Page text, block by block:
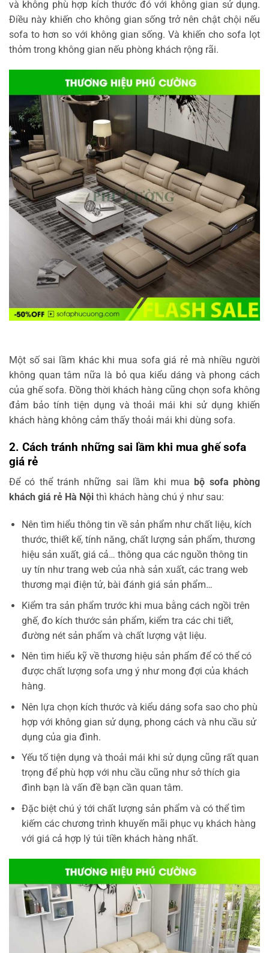
và không phù hợp kích thước đó với không gian sử dụng.
Điều này khiến cho không gian sống trở nên chật chội nếu
sofa to hơn so với không gian sống. Và khiến cho sofa lọt
thỏm trong không gian nếu phòng khách rộng rãi.
Một số sai lầm khác khi mua sofa giá rẻ mà nhiều người
không quan tâm nữa là bỏ qua kiểu dáng và phong cách
của ghế sofa. Đồng thời khách hàng cũng chọn sofa không
đảm bảo tính tiện dụng và thoải mái khi sử dụng khiến
khách hàng không cảm thấy thoải mái khi dùng sofa.
2. Cách tránh những sai lầm khi mua ghế sofa
giá rẻ
Để có thể tránh những sai lầm khi mua bộ sofa phòng
khách giá rẻ Hà Nội thì khách hàng chú ý như sau:
Nên tìm hiểu thông tin về sản phẩm như chất liệu, kích
thước, thiết kế, tính năng, chất lượng sản phẩm, thương
hiệu sản xuất, giá cả… thông qua các nguồn thông tin
uy tín như trang web của nhà sản xuất, các trang web
thương mại điện tử, bài đánh giá sản phẩm…
Kiểm tra sản phẩm trước khi mua bằng cách ngồi trên
ghế, đo kích thước sản phẩm, kiểm tra các chi tiết,
đường nét sản phẩm và chất lượng vật liệu.
Nên tìm hiểu kỹ về thương hiệu sản phẩm để có thể có
được chất lượng sofa ưng ý như mong đợi của khách
hàng.
Nên lựa chọn kích thước và kiểu dáng sofa sao cho phù
hợp với không gian sử dụng, phong cách và nhu cầu sử
dụng của gia đình.
Yếu tố tiện dụng và thoải mái khi sử dụng cũng rất quan
trọng để phù hợp với nhu cầu cũng như sở thích gia
đình bạn là vấn đề bạn cần quan tâm.
Đặc biệt chú ý tới chất lượng sản phẩm và có thể tìm
kiếm các chương trình khuyến mãi phục vụ khách hàng
với giá cả hợp lý túi tiền khách hàng nhất.